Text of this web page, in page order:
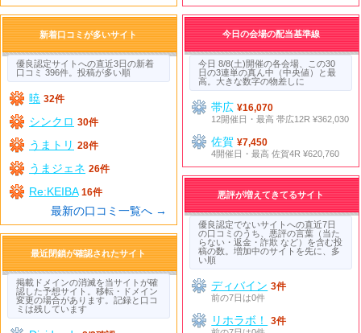
新着口コミが多いサイト
優良認定サイトへの直近3日の新着
口コミ 396件。投稿が多い順
暁 32件
シンクロ 30件
うまトリ 28件
うまジェネ 26件
Re:KEIBA 16件
最新の口コミ一覧へ →
今日の会場の配当基準線
今日 8/8(土)開催の各会場、この30
日の3連単の真ん中（中央値）と最
高。大きな数字の物差しに
帯広¥16,070
12開催日・最高 帯広12R ¥362,030
佐賀¥7,450
4開催日・最高 佐賀4R ¥620,760
悪評が増えてきてるサイト
優良認定でないサイトへの直近7日
の口コミのうち、悪評の言葉（当た
らない・返金・詐欺 など）を含む投
稿の数。増加中のサイトを先に、多
い順
ディバイン 3件
前の7日は0件
リホラボ！
3件
最近閉鎖が確認されたサイト
掲載ドメインの消滅を当サイトが確
認した予想サイト。移転・ドメイン
変更の場合があります。記録と口コ
ミは残しています